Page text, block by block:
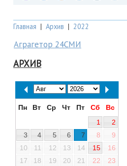
Главная | Архив | 2022
Аграгетор 24СМИ
АРХИВ
Пн Вт Ср Чт Пт Сб
Вс
1
2
3
4 5 6 7 8
9
10
11 12 13 14 15
16
17
18 19 20 21 22
23